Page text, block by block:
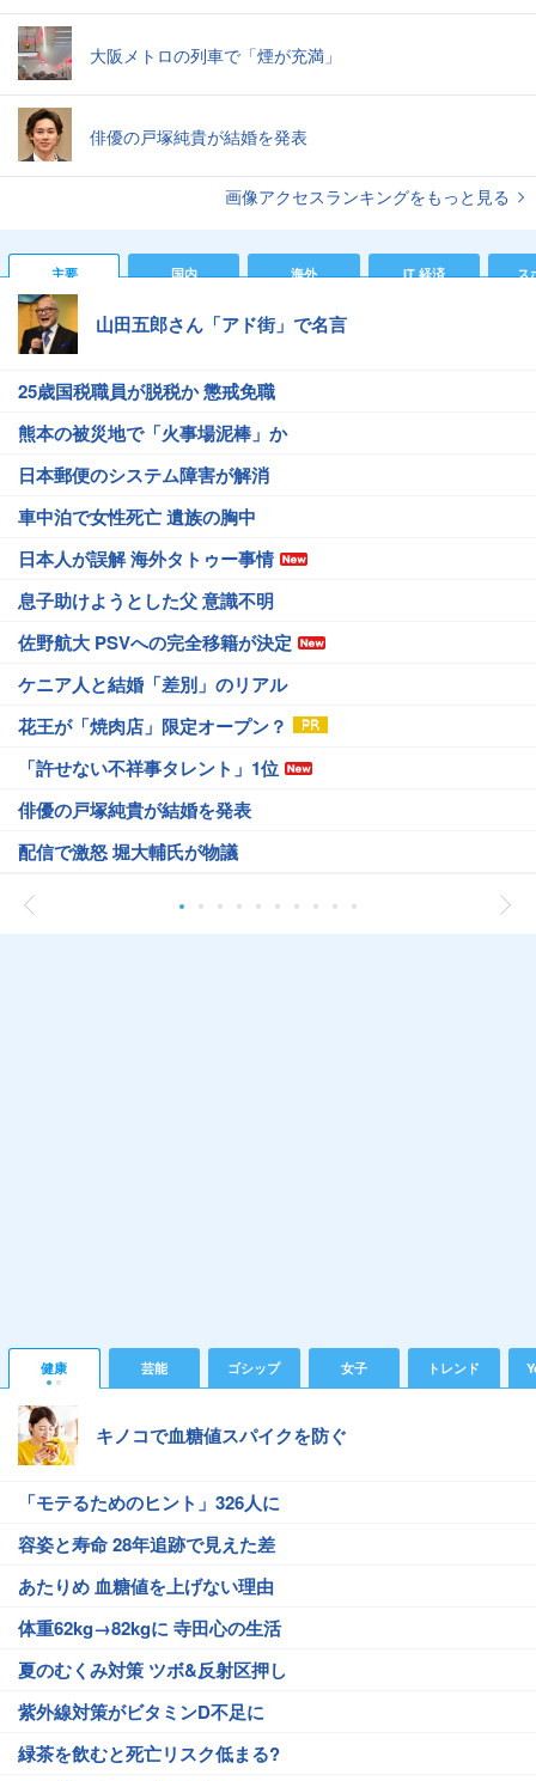
大阪メトロの列車で「煙が充満」
俳優の戸塚純貴が結婚を発表
画像アクセスランキングをもっと見る
主要 国内 海外 IT 経済 ス
山田五郎さん「アド街」で名言
25歳国税職員が脱税か 懲戒免職
熊本の被災地で「火事場泥棒」か
日本郵便のシステム障害が解消
車中泊で女性死亡 遺族の胸中
日本人が誤解 海外タトゥー事情
息子助けようとした父 意識不明
佐野航大 PSVへの完全移籍が決定
ケニア人と結婚「差別」のリアル
花王が「焼肉店」限定オープン？
「許せない不祥事タレント」1位
俳優の戸塚純貴が結婚を発表
配信で激怒 堀大輔氏が物議
健康 芸能 ゴシップ 女子 トレンド
キノコで血糖値スパイクを防ぐ
「モテるためのヒント」326人に
容姿と寿命 28年追跡で見えた差
あたりめ 血糖値を上げない理由
体重62kg→82kgに 寺田心の生活
夏のむくみ対策 ツボ&反射区押し
紫外線対策がビタミンD不足に
緑茶を飲むと死亡リスク低まる?